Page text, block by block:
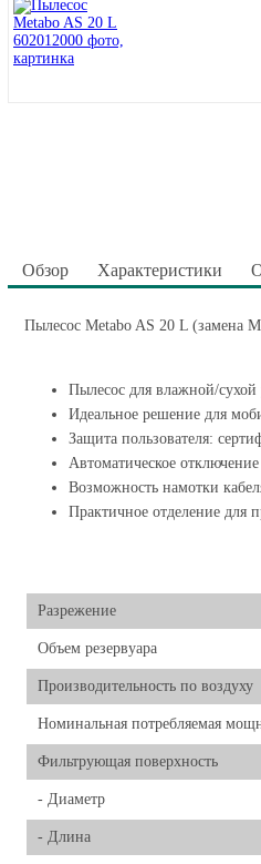
Обзор Характеристики
Пылесос Metabo AS 20 L (замена
Пылесос для влажной/
Идеальное решение для
Защита пользователя:
Автоматическое
Возможность намотки
Практичное отделение для
Разрежение
Объем резервуара
Производительность по воздуху
Номинальная потребляемая
Фильтрующая поверхность
- Диаметр
- Длина